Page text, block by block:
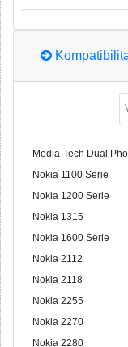
Media-Tech Dual
Nokia 1100 Serie
Nokia 1200 Serie
Nokia 1315
Nokia 1600 Serie
Nokia 2112
Nokia 2118
Nokia 2255
Nokia 2270
Nokia 2280